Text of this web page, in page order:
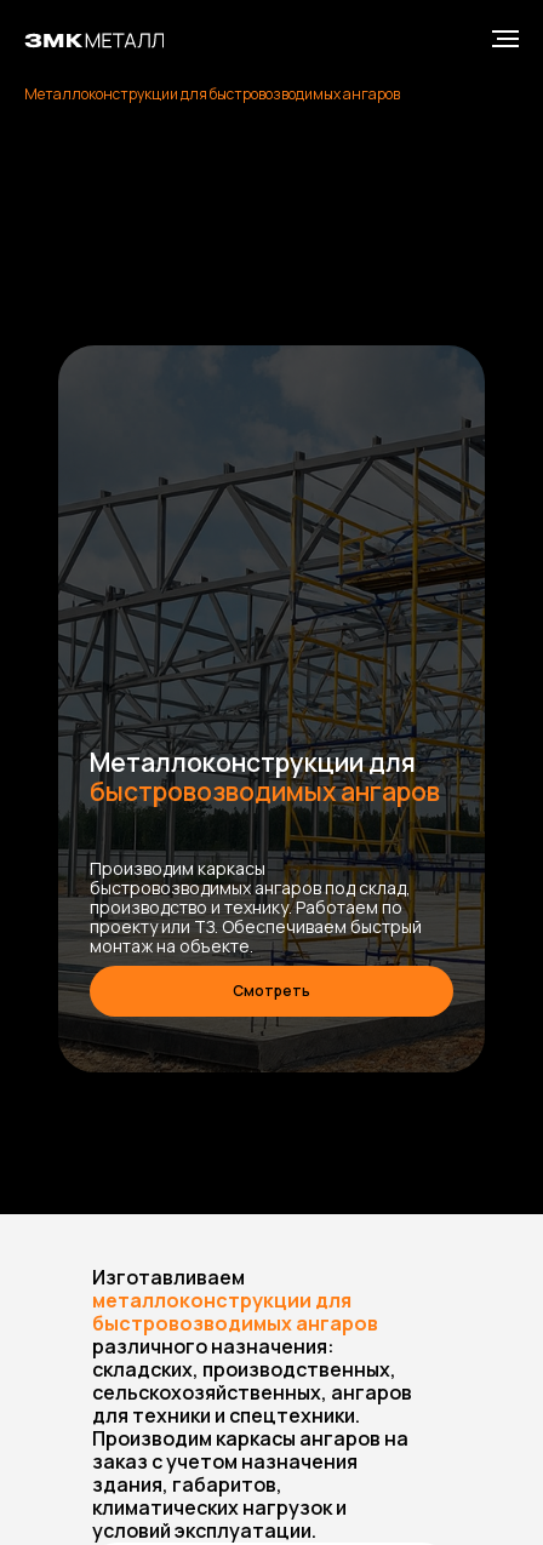
Металлоконструкции для быстровозводимых ангаров
Смотреть
Производим каркасы
быстровозводимых ангаров под склад,
производство и технику. Работаем по
проекту или ТЗ. Обеспечиваем быстрый
монтаж на объекте.
Металлоконструкции для
быстровозводимых ангаров
Изготавливаем
металлоконструкции для
быстровозводимых ангаров
различного назначения:
складских, производственных,
сельскохозяйственных, ангаров
для техники и спецтехники.
Производим каркасы ангаров на
заказ с учетом назначения
здания, габаритов,
климатических нагрузок и
условий эксплуатации.